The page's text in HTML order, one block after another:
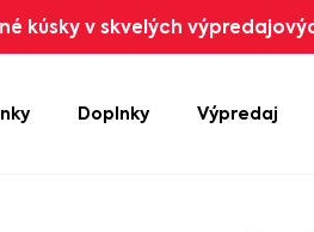
kúsky v skvelých
Doplnky Výpredaj